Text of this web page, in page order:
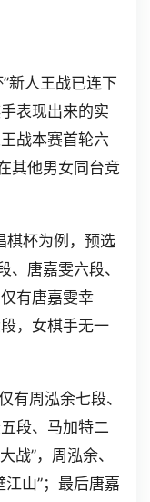
新人王战已连下
表现出来的实
战本赛首轮六
其他男女同台竞
棋杯为例，预选
、唐嘉雯六段、
有唐嘉雯幸
，女棋手无一
有周泓余七段、
段、马加特二
战”，周泓余、
山”；最后唐嘉